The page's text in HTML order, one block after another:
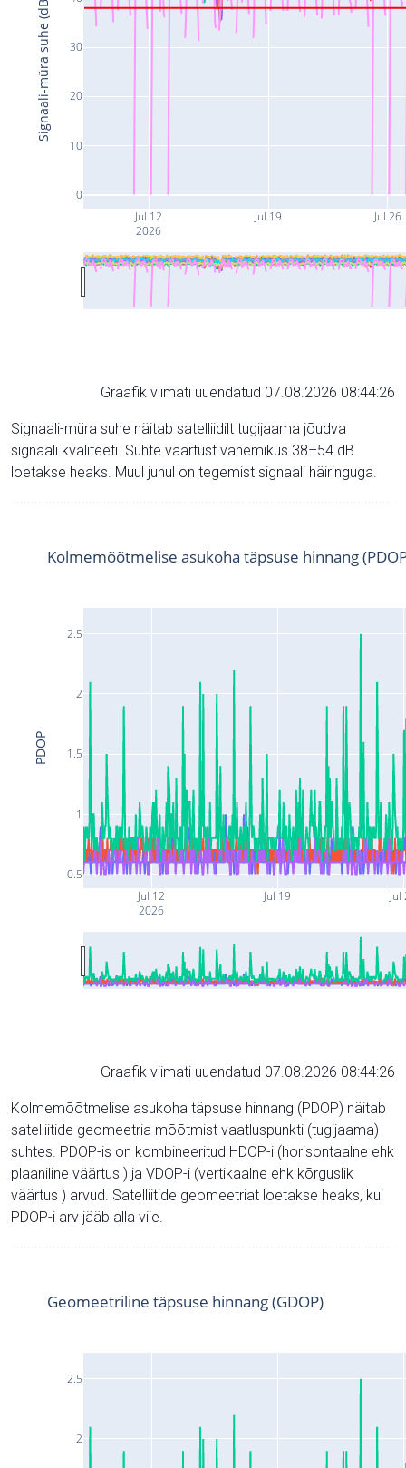
Jul 12
2026
Jul 19 Jul 26
0
10
20
30
Signaali-müra suhe (dB)
Graafik viimati uuendatud 07.08.2026 08:44:26
Signaali-müra suhe näitab satelliidilt tugijaama jõudva
signaali kvaliteeti. Suhte väärtust vahemikus 38–54 dB
loetakse heaks. Muul juhul on tegemist signaali häiringuga.
Jul 12
2026
Jul 19 Jul
0.5
1
1.5
2
2.5
Kolmemõõtmelise asukoha täpsuse hinnang
PDOP
Graafik viimati uuendatud 07.08.2026 08:44:26
Kolmemõõtmelise asukoha täpsuse hinnang (PDOP) näitab
satelliitide geomeetria mõõtmist vaatluspunkti (tugijaama)
suhtes. PDOP-is on kombineeritud HDOP-i (horisontaalne ehk
plaaniline väärtus ) ja VDOP-i (vertikaalne ehk kõrguslik
väärtus ) arvud. Satelliitide geomeetriat loetakse heaks, kui
PDOP-i arv jääb alla viie.
2
2.5
Geomeetriline täpsuse hinnang (GDOP)